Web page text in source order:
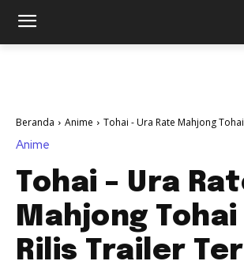
Beranda Anime Tohai - Ura Rate Mahjong
Anime
Tohai – Ura
Mahjong Tohai
Rilis Trailer